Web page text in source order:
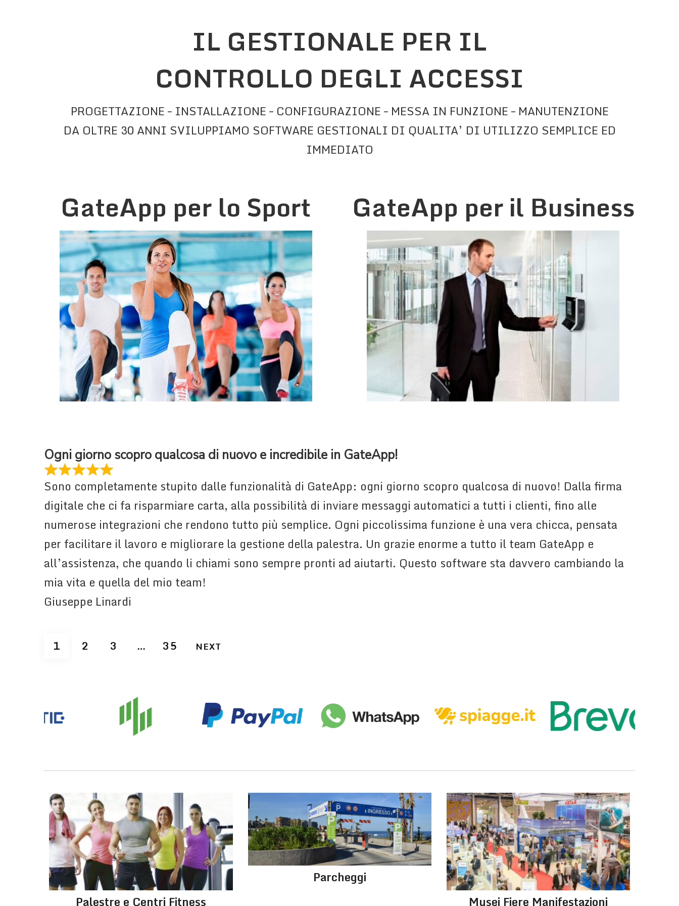
IL GESTIONALE PER IL
CONTROLLO DEGLI ACCESSI
PROGETTAZIONE – INSTALLAZIONE – CONFIGURAZIONE – MESSA IN FUNZIONE – MANUTENZIONE
DA OLTRE 30 ANNI SVILUPPIAMO SOFTWARE GESTIONALI DI QUALITA’ DI UTILIZZO SEMPLICE ED
IMMEDIATO
GateApp per lo Sport GateApp per il Business
Ogni giorno scopro qualcosa di nuovo e incredibile in GateApp!
Sono completamente stupito dalle funzionalità di GateApp: ogni giorno scopro qualcosa di nuovo! Dalla firma
digitale che ci fa risparmiare carta, alla possibilità di inviare messaggi automatici a tutti i clienti, fino alle
numerose integrazioni che rendono tutto più semplice. Ogni piccolissima funzione è una vera chicca, pensata
per facilitare il lavoro e migliorare la gestione della palestra. Un grazie enorme a tutto il team GateApp e
all’assistenza, che quando li chiami sono sempre pronti ad aiutarti. Questo software sta davvero cambiando la
mia vita e quella del mio team!
Giuseppe Linardi
Site
navigation
PAGE
1 PAGE
2 PAGE
3 … PAGE
35 NEXT
Palestre e Centri Fitness
Parcheggi
Musei Fiere Manifestazioni